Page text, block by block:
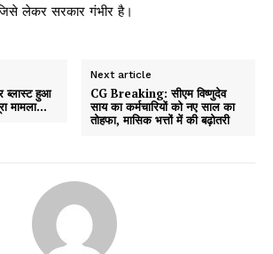
लेकर सरकार गंभीर है।
ब्लास्ट हुआ
मामला…
Next article
CG Breaking: सीएम विष्णुदेव
साय का कर्मचारियों को नए साल का
तोहफा, मासिक भत्तों में की बढ़ोतरी